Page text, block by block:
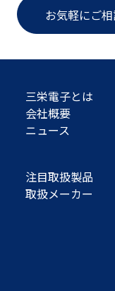
お気軽にご
三栄電子とは
会社概要
ニュース
注目取扱製品
取扱メーカー